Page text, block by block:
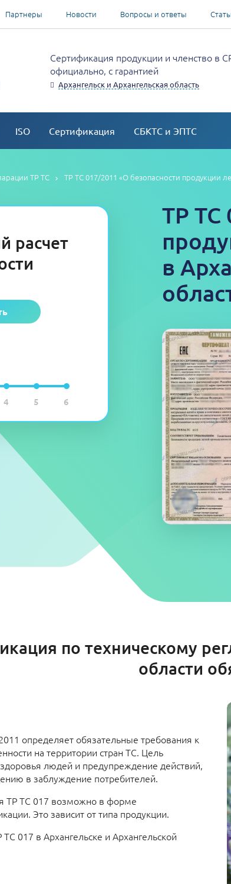
Партнеры Новости Вопросы и ответы
Сертификация продукции и членство в
официально, с гарантией
Архангельск и Архангельская область
ISO Сертификация СБКТС и ЭПТС
ТР ТС ТР ТС 017/2011 «О безопасности продукции
4 5 6
расчет
ТР ТС
в
по техническому
области
определяет обязательные требования к
на территории стран ТС. Цель
людей и предупреждение действий,
в заблуждение потребителей.
ТР ТС 017 возможно в форме
Это зависит от типа продукции.
017 в Архангельске и Архангельской